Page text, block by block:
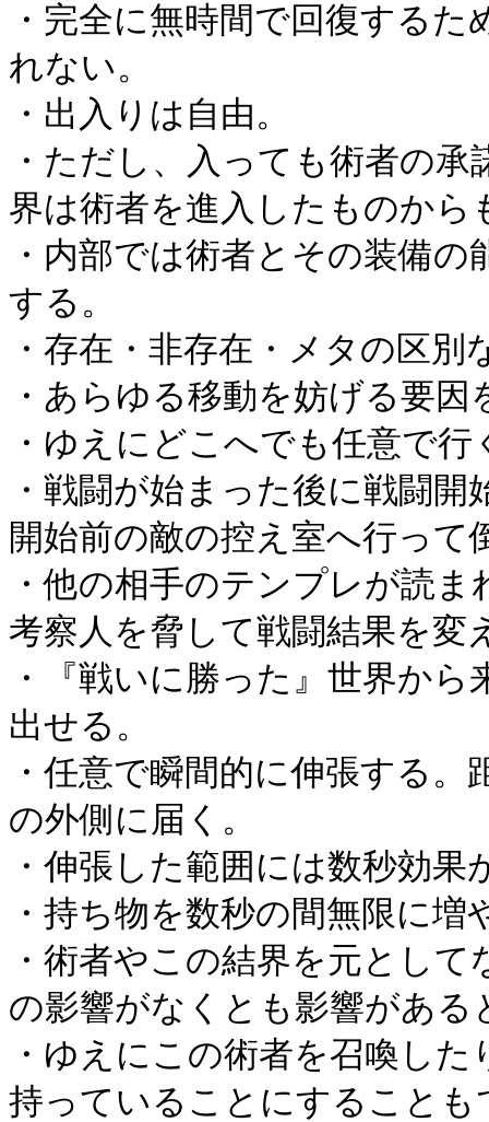
・完全に無時間で回復する
れない。
・出入りは自由。
・ただし、入っても術者の
界は術者を進入したものから
・内部では術者とその装備
する。
・存在・非存在・メタの区別
・あらゆる移動を妨げる要因
・ゆえにどこへでも任意で
・戦闘が始まった後に戦闘
開始前の敵の控え室へ行って
・他の相手のテンプレが読
考察人を脅して戦闘結果を変
・『戦いに勝った』世界か
出せる。
・任意で瞬間的に伸張する
の外側に届く。
・伸張した範囲には数秒効果
・持ち物を数秒の間無限に増
・術者やこの結界を元とし
の影響がなくとも影響がある
・ゆえにこの術者を召喚し
持っていることにすることも